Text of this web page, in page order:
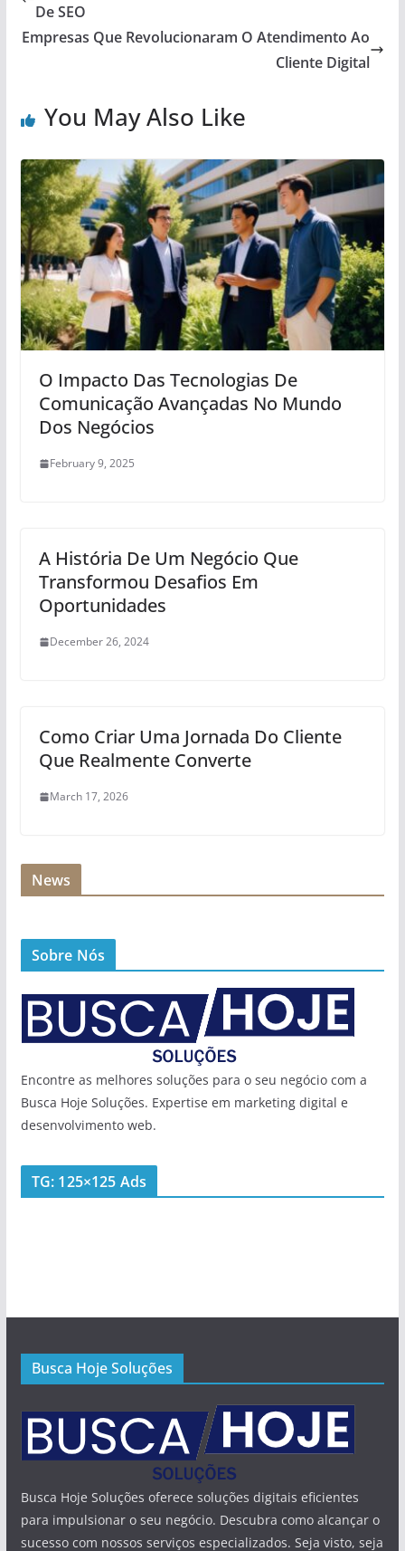
De SEO
Empresas Que Revolucionaram O Atendimento Ao
Cliente Digital
You May Also Like
O Impacto Das Tecnologias De
Comunicação Avançadas No Mundo
Dos Negócios
February 9, 2025
A História De Um Negócio Que
Transformou Desafios Em
Oportunidades
December 26, 2024
Como Criar Uma Jornada Do Cliente
Que Realmente Converte
March 17, 2026
News
Sobre Nós
Encontre as melhores soluções para o seu negócio com a
Busca Hoje Soluções. Expertise em marketing digital e
desenvolvimento web.
TG: 125×125 Ads
Busca Hoje Soluções
Busca Hoje Soluções oferece soluções digitais eficientes
para impulsionar o seu negócio. Descubra como alcançar o
sucesso com nossos serviços especializados. Seja visto, seja